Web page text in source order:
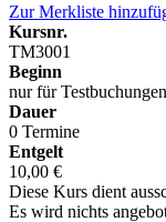
Zur Merkliste
Kursnr.
TM3001
Beginn
nur für Testbuchungen
Dauer
0 Termine
Entgelt
10,00 €
Diese Kurs dient
Es wird nichts